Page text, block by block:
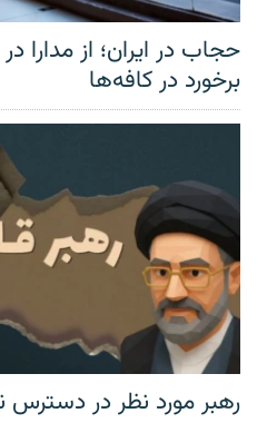
حجاب در ایران؛ از مدارا
برخورد در کافه‌ها
رهبر مورد نظر در دسترس